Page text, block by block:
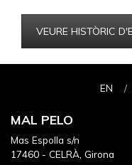
VEURE HISTÒRIC
EN
MAL PELO
Mas Espolla s/n
17460 - CELRÀ, Girona